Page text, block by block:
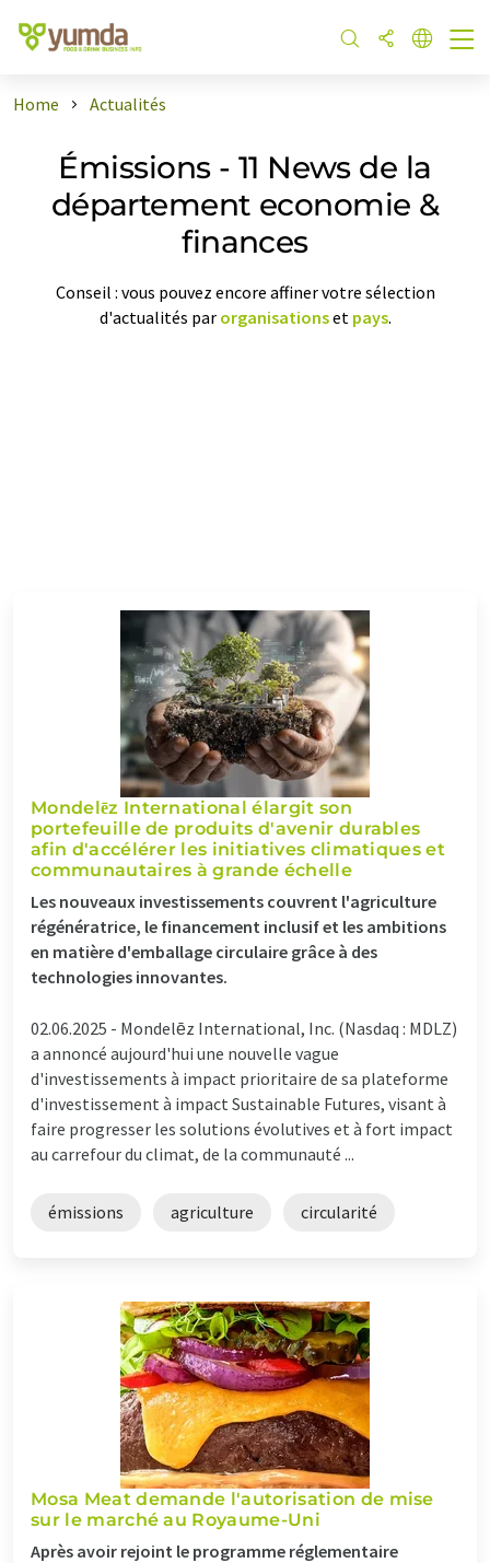
Home Actualités
Émissions - 11 News de la
département economie &
finances
Conseil : vous pouvez encore affiner votre sélection
d'actualités par organisationset pays.
Mondelēz International élargit son
portefeuille de produits d'avenir durables
afin d'accélérer les initiatives climatiques et
communautaires à grande échelle
Les nouveaux investissements couvrent l'agriculture
régénératrice, le financement inclusif et les ambitions
en matière d'emballage circulaire grâce à des
technologies innovantes.
02.06.2025 - Mondelēz International, Inc. (Nasdaq : MDLZ)
a annoncé aujourd'hui une nouvelle vague
d'investissements à impact prioritaire de sa plateforme
d'investissement à impact Sustainable Futures, visant à
faire progresser les solutions évolutives et à fort impact
au carrefour du climat, de la communauté ...
émissions agriculture circularité
Mosa Meat demande l'autorisation de mise
sur le marché au Royaume-Uni
Après avoir rejoint le programme réglementaire